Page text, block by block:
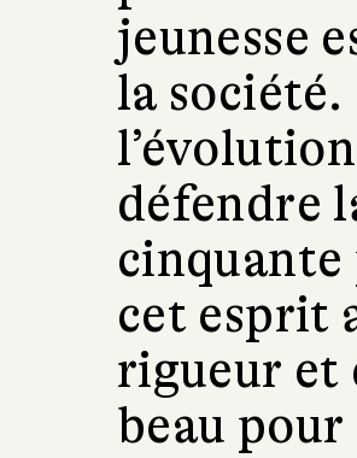
jeunesse
la
défendre
cinquante
cet esprit
rigueur et
beau